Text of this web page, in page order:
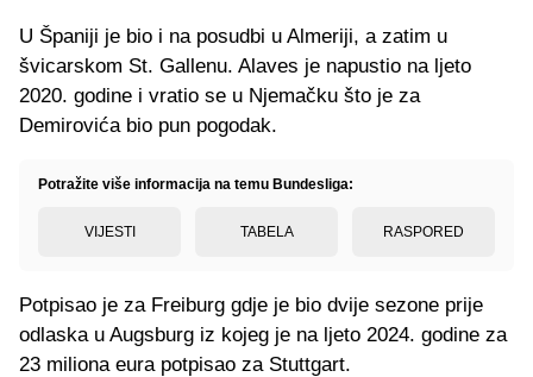
U Španiji je bio i na posudbi u Almeriji, a zatim u
švicarskom St. Gallenu. Alaves je napustio na ljeto
2020. godine i vratio se u Njemačku što je za
Demirovića bio pun pogodak.
Potražite više informacija na temu Bundesliga:
VIJESTI TABELA RASPORED
Potpisao je za Freiburg gdje je bio dvije sezone prije
odlaska u Augsburg iz kojeg je na ljeto 2024. godine za
23 miliona eura potpisao za Stuttgart.